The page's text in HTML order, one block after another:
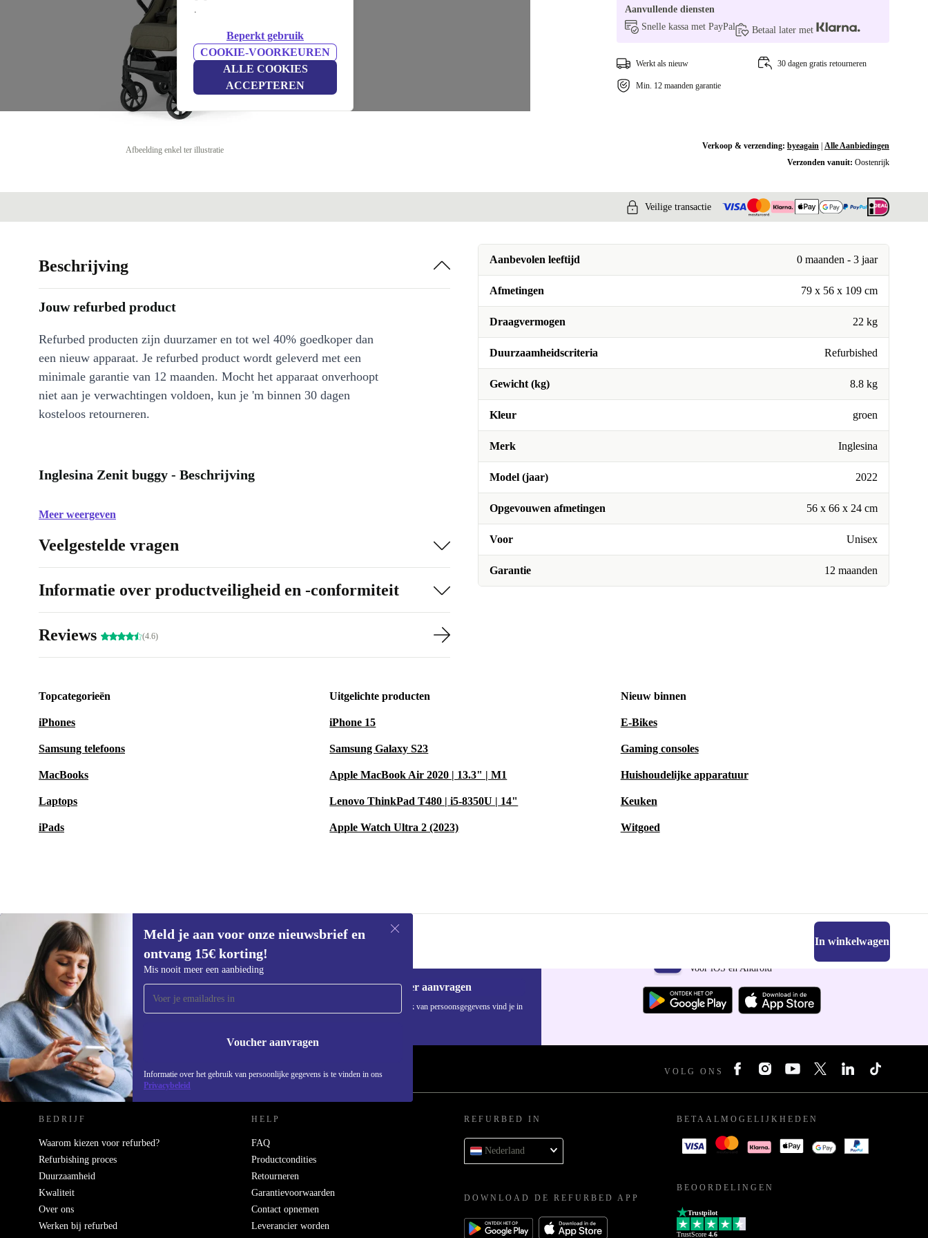
.
Beperkt gebruik
COOKIE-VOORKEUREN
ALLE COOKIES
ACCEPTEREN
Afbeelding enkel ter illustratie
Aanvullende diensten
Snelle kassa met PayPal
Betaal later met
Werkt als nieuw 30 dagen gratis retourneren
Min. 12 maanden garantie
Verkoop & verzending: byeagain| Alle Aanbiedingen
Verzonden vanuit: Oostenrijk
Veilige transactie
Aanbevolen leeftijd 0 maanden - 3 jaar
Afmetingen 79 x 56 x 109 cm
Draagvermogen 22 kg
Duurzaamheidscriteria Refurbished
Gewicht (kg) 8.8 kg
Kleur groen
Merk Inglesina
Model (jaar) 2022
Opgevouwen afmetingen 56 x 66 x 24 cm
Voor Unisex
Garantie 12 maanden
Beschrijving
Jouw refurbed product
Refurbed producten zijn duurzamer en tot wel 40% goedkoper dan
een nieuw apparaat. Je refurbed product wordt geleverd met een
minimale garantie van 12 maanden. Mocht het apparaat onverhoopt
niet aan je verwachtingen voldoen, kun je 'm binnen 30 dagen
kosteloos retourneren.
Inglesina Zenit buggy - Beschrijving
Meer weergeven
Veelgestelde vragen
Informatie over productveiligheid en -conformiteit
Reviews (4.6)
Topcategorieën
iPhones
Samsung telefoons
MacBooks
Laptops
iPads
Uitgelichte producten
iPhone 15
Samsung Galaxy S23
Apple MacBook Air 2020 | 13.3" | M1
Lenovo ThinkPad T480 | i5-8350U | 14"
Apple Watch Ultra 2 (2023)
Nieuw binnen
E-Bikes
Gaming consoles
Huishoudelijke apparatuur
Keuken
Witgoed
€169,90€269,99 In winkelwagen
Meld je aan voor onze nieuwsbrief en
ontvang 15€ korting!
Mis nooit meer een aanbieding
Voucher aanvragen
Informatie over het gebruik van persoonlijke gegevens is te vinden in ons
Privacybeleid
Meld je aan voor onze nieuwsbrief en
ontvang €15 korting!
Mis nooit meer een aanbieding.
Voucher aanvragen
Informatie over het gebruik van persoonsgegevens vind je in
Voor iOS en Android
REFURBED NEDERLAND - RETHINK NEW. VOLG ONS
BEDRIJF
Waarom kiezen voor refurbed?
Refurbishing proces
Duurzaamheid
Kwaliteit
Over ons
Werken bij refurbed
HELP
FAQ
Productcondities
Retourneren
Garantievoorwaarden
Contact opnemen
Leverancier worden
REFURBED IN
Nederland
DOWNLOAD DE REFURBED APP
BETAALMOGELIJKHEDEN
BEOORDELINGEN
Trustpilot
TrustScore 4.6